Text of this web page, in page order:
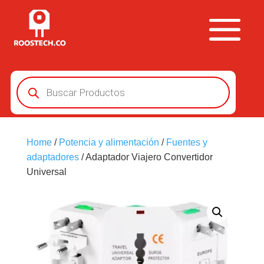
Búsqueda
de
productos
Home/ Potencia y alimentación / Fuentes y
adaptadores/ Adaptador Viajero Convertidor
Universal